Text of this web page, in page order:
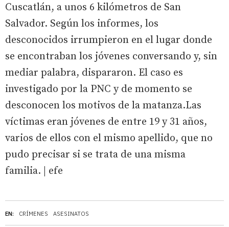
EN: CRÍMENES ASESINATOS
Cuscatlán, a unos 6 kilómetros de San
Salvador. Según los informes, los
desconocidos irrumpieron en el lugar donde
se encontraban los jóvenes conversando y, sin
mediar palabra, dispararon. El caso es
investigado por la PNC y de momento se
desconocen los motivos de la matanza.Las
víctimas eran jóvenes de entre 19 y 31 años,
varios de ellos con el mismo apellido, que no
pudo precisar si se trata de una misma
familia. | efe